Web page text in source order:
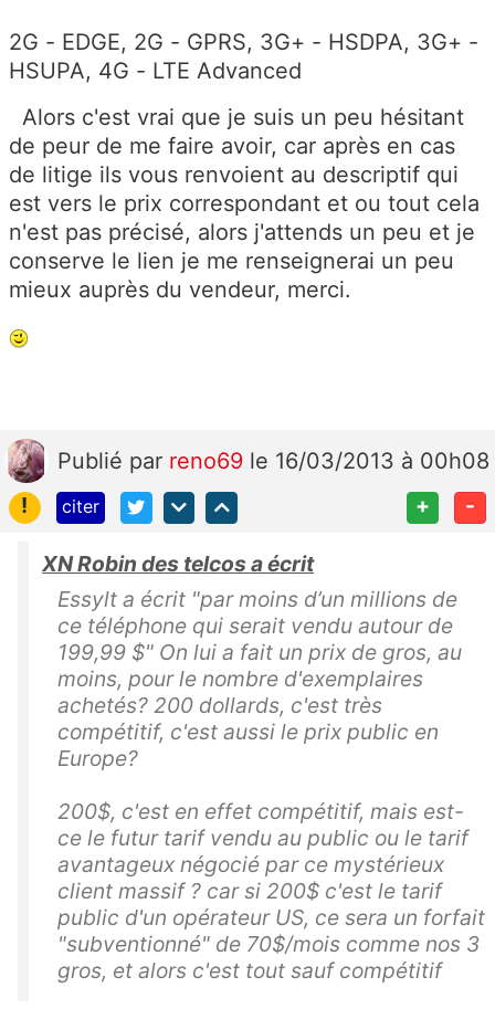
2G - EDGE, 2G - GPRS, 3G+ - HSDPA, 3G+ -
HSUPA, 4G - LTE Advanced
Alors c'est vrai que je suis un peu hésitant
de peur de me faire avoir, car après en cas
de litige ils vous renvoient au descriptif qui
est vers le prix correspondant et ou tout cela
n'est pas précisé, alors j'attends un peu et je
conserve le lien je me renseignerai un peu
mieux auprès du vendeur, merci.
Publié par reno69 le 16/03/2013 à 00h08
!
citer + -
XN Robin des telcos a écrit
Essylt a écrit "par moins d’un millions de
ce téléphone qui serait vendu autour de
199,99 $" On lui a fait un prix de gros, au
moins, pour le nombre d'exemplaires
achetés? 200 dollards, c'est très
compétitif, c'est aussi le prix public en
Europe?
200$, c'est en effet compétitif, mais est-
ce le futur tarif vendu au public ou le tarif
avantageux négocié par ce mystérieux
client massif ? car si 200$ c'est le tarif
public d'un opérateur US, ce sera un forfait
"subventionné" de 70$/mois comme nos 3
gros, et alors c'est tout sauf compétitif